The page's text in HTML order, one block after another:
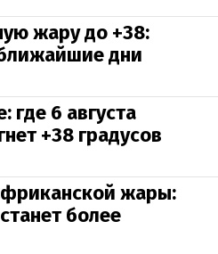
жару до +38:
дни
где 6 августа
+38 градусов
жары:
более